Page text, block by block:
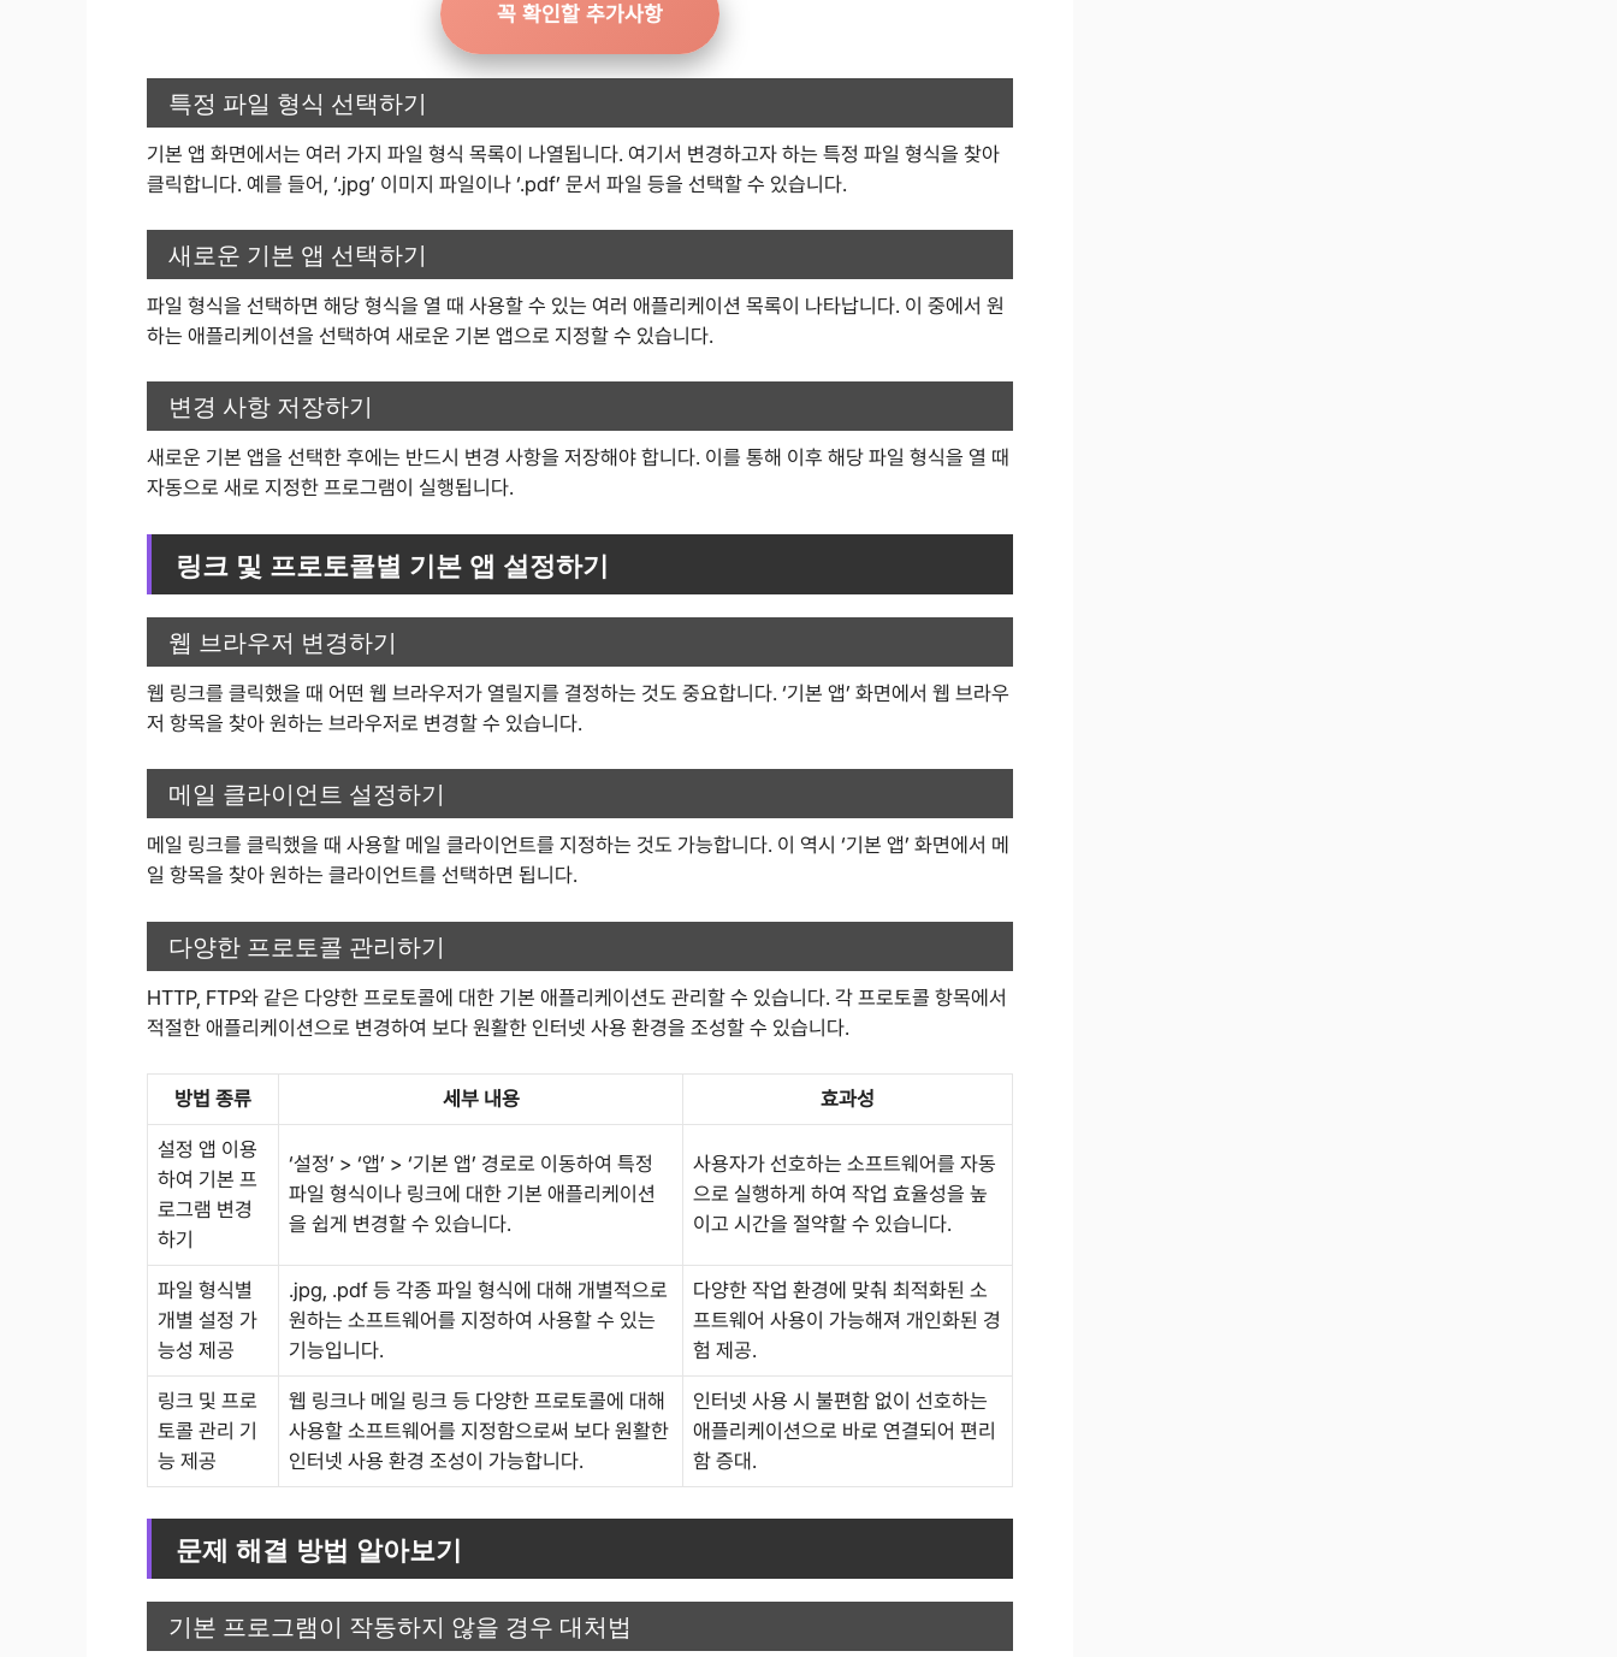
꼭 확인할 추가사항
특정 파일 형식 선택하기
기본 앱 화면에서는 여러 가지 파일 형식 목록이 나열됩니다. 여기서 변경하고자 하는 특정 파일 형식을 찾아
클릭합니다. 예를 들어, ‘.jpg’ 이미지 파일이나 ‘.pdf’ 문서 파일 등을 선택할 수 있습니다.
새로운 기본 앱 선택하기
파일 형식을 선택하면 해당 형식을 열 때 사용할 수 있는 여러 애플리케이션 목록이 나타납니다. 이 중에서 원
하는 애플리케이션을 선택하여 새로운 기본 앱으로 지정할 수 있습니다.
변경 사항 저장하기
새로운 기본 앱을 선택한 후에는 반드시 변경 사항을 저장해야 합니다. 이를 통해 이후 해당 파일 형식을 열 때
자동으로 새로 지정한 프로그램이 실행됩니다.
링크 및 프로토콜별 기본 앱 설정하기
웹 브라우저 변경하기
웹 링크를 클릭했을 때 어떤 웹 브라우저가 열릴지를 결정하는 것도 중요합니다. ‘기본 앱’ 화면에서 웹 브라우
저 항목을 찾아 원하는 브라우저로 변경할 수 있습니다.
메일 클라이언트 설정하기
메일 링크를 클릭했을 때 사용할 메일 클라이언트를 지정하는 것도 가능합니다. 이 역시 ‘기본 앱’ 화면에서 메
일 항목을 찾아 원하는 클라이언트를 선택하면 됩니다.
다양한 프로토콜 관리하기
HTTP, FTP와 같은 다양한 프로토콜에 대한 기본 애플리케이션도 관리할 수 있습니다. 각 프로토콜 항목에서
적절한 애플리케이션으로 변경하여 보다 원활한 인터넷 사용 환경을 조성할 수 있습니다.
방법 종류 세부 내용 효과성
설정 앱 이용
하여 기본 프
로그램 변경
하기
‘설정’ > ‘앱’ > ‘기본 앱’ 경로로 이동하여 특정
파일 형식이나 링크에 대한 기본 애플리케이션
을 쉽게 변경할 수 있습니다.
사용자가 선호하는 소프트웨어를 자동
으로 실행하게 하여 작업 효율성을 높
이고 시간을 절약할 수 있습니다.
파일 형식별
개별 설정 가
능성 제공
.jpg, .pdf 등 각종 파일 형식에 대해 개별적으로
원하는 소프트웨어를 지정하여 사용할 수 있는
기능입니다.
다양한 작업 환경에 맞춰 최적화된 소
프트웨어 사용이 가능해져 개인화된 경
험 제공.
링크 및 프로
토콜 관리 기
능 제공
웹 링크나 메일 링크 등 다양한 프로토콜에 대해
사용할 소프트웨어를 지정함으로써 보다 원활한
인터넷 사용 환경 조성이 가능합니다.
인터넷 사용 시 불편함 없이 선호하는
애플리케이션으로 바로 연결되어 편리
함 증대.
문제 해결 방법 알아보기
기본 프로그램이 작동하지 않을 경우 대처법